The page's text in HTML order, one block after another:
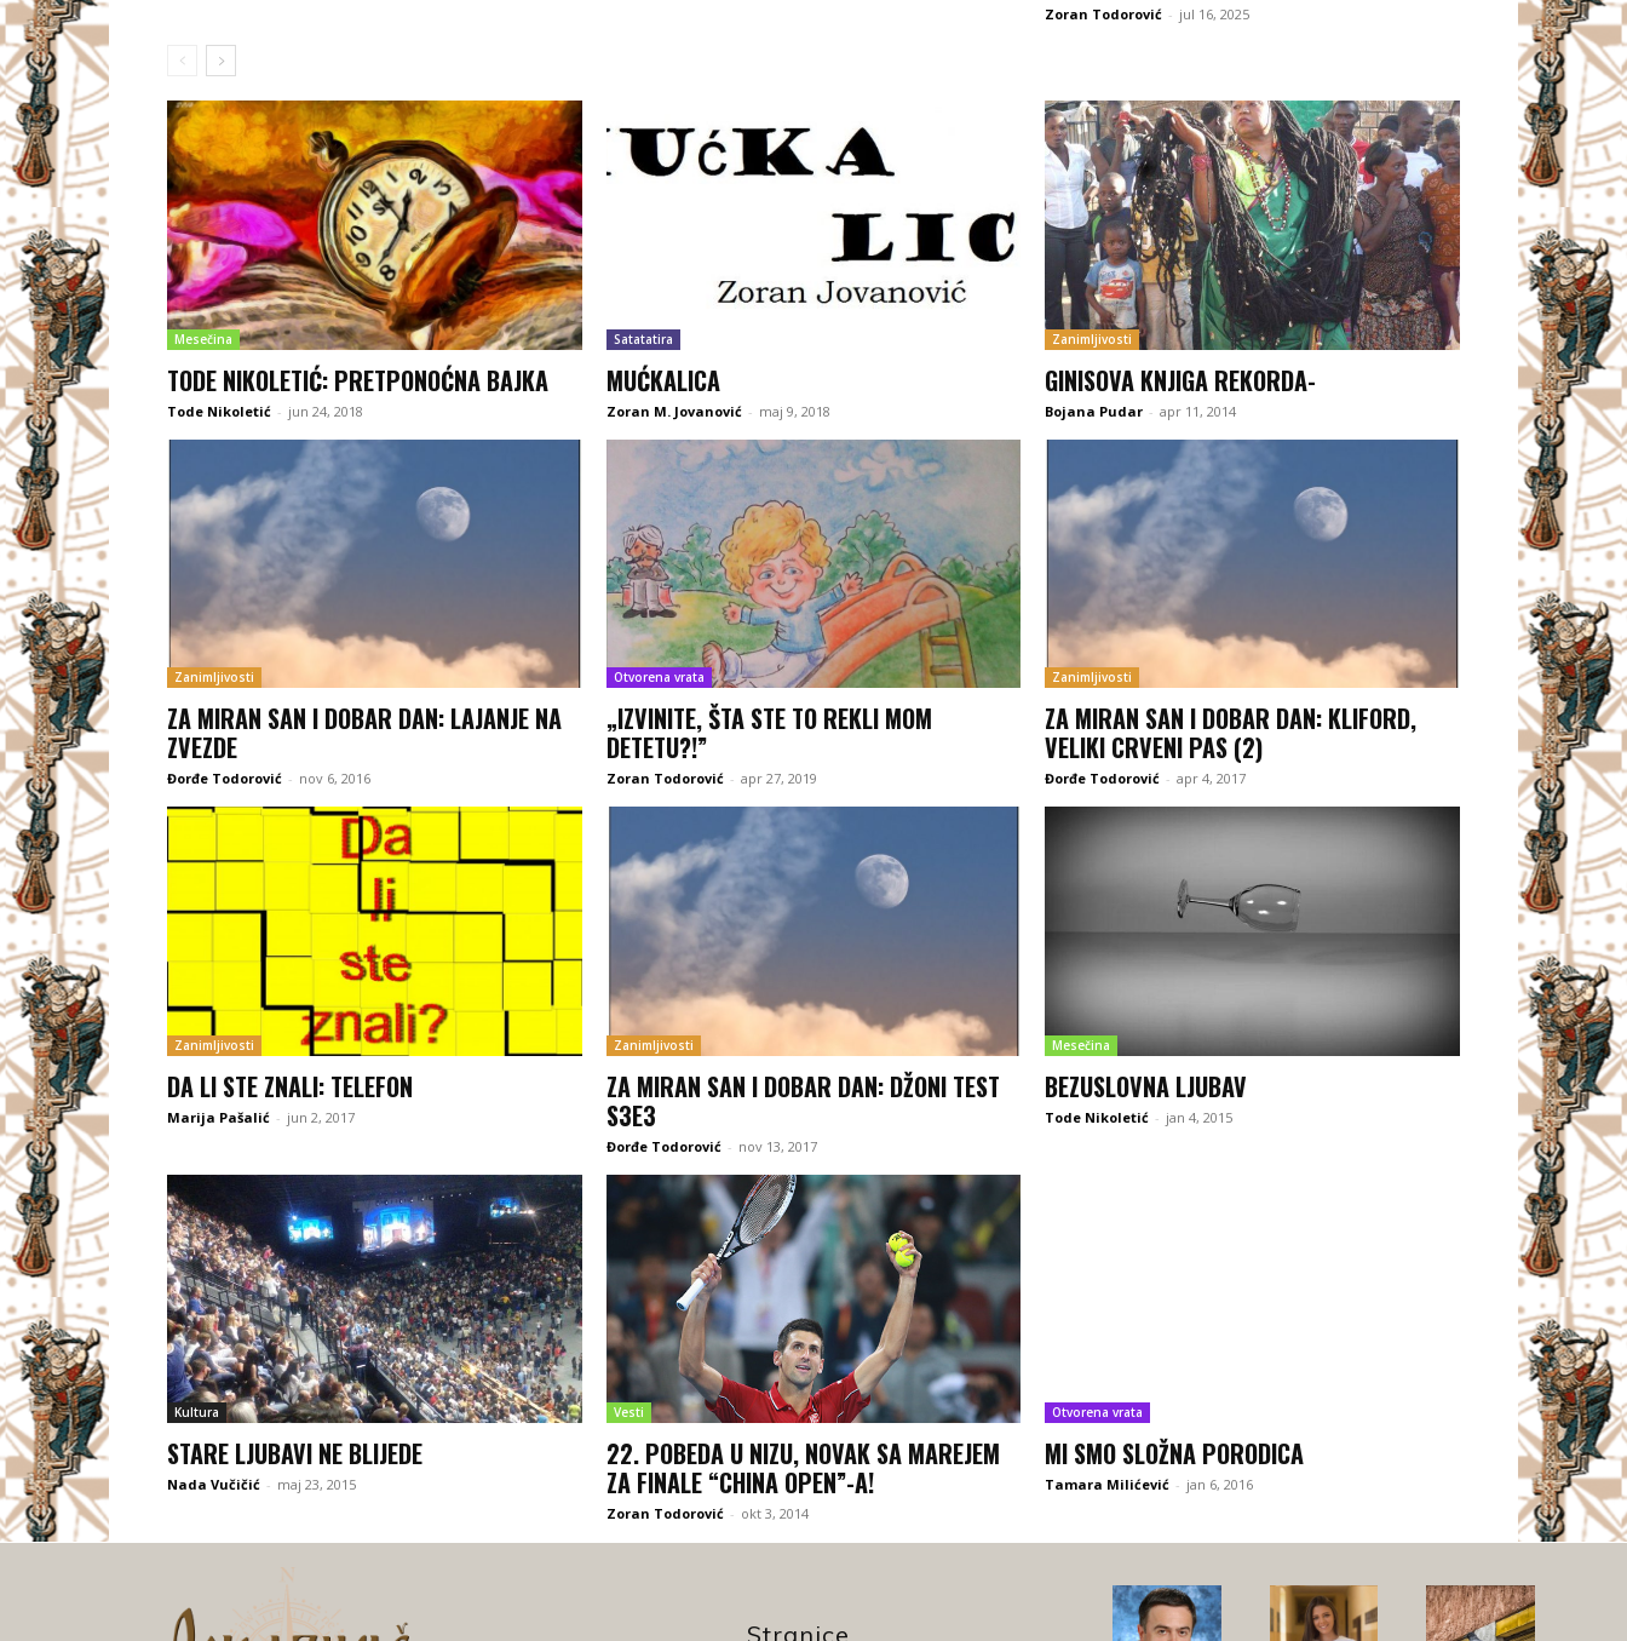
Zoran Todorović - jul 16, 2025
Mesečina
TODE NIKOLETIĆ: PRETPONOĆNA BAJKA
Tode Nikoletić - jun 24, 2018
Satatatira
MUĆKALICA
Zoran M. Jovanović - maj 9, 2018
Zanimljivosti
GINISOVA KNJIGA REKORDA-
Bojana Pudar - apr 11, 2014
Zanimljivosti
ZA MIRAN SAN I DOBAR DAN: LAJANJE NA
ZVEZDE
Đorđe Todorović - nov 6, 2016
Otvorena vrata
„IZVINITE, ŠTA STE TO REKLI MOM
DETETU?!”
Zoran Todorović - apr 27, 2019
Zanimljivosti
ZA MIRAN SAN I DOBAR DAN: KLIFORD,
VELIKI CRVENI PAS (2)
Đorđe Todorović - apr 4, 2017
Zanimljivosti
DA LI STE ZNALI: TELEFON
Marija Pašalić - jun 2, 2017
Zanimljivosti
ZA MIRAN SAN I DOBAR DAN: DŽONI TEST
S3E3
Đorđe Todorović - nov 13, 2017
Mesečina
BEZUSLOVNA LJUBAV
Tode Nikoletić - jan 4, 2015
Kultura
STARE LJUBAVI NE BLIJEDE
Nada Vučičić - maj 23, 2015
Vesti
22. POBEDA U NIZU, NOVAK SA MAREJEM
ZA FINALE “CHINA OPEN”-A!
Zoran Todorović - okt 3, 2014
Otvorena vrata
MI SMO SLOŽNA PORODICA
Tamara Milićević - jan 6, 2016
Stranice